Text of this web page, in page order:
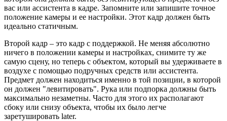
вас или ассистента в кадре. Запомните или запишите точное
положение камеры и ее настройки. Этот кадр должен быть
идеально статичным.
Второй кадр – это кадр с поддержкой. Не меняя абсолютно
ничего в положении камеры и настройках, снимите ту же
самую сцену, но теперь с объектом, который вы удерживаете в
воздухе с помощью подручных средств или ассистента.
Предмет должен находиться именно в той позиции, в которой
он должен "левитировать". Рука или подпорка должны быть
максимально незаметны. Часто для этого их располагают
сбоку или снизу объекта, чтобы их было легче
заретушировать later.